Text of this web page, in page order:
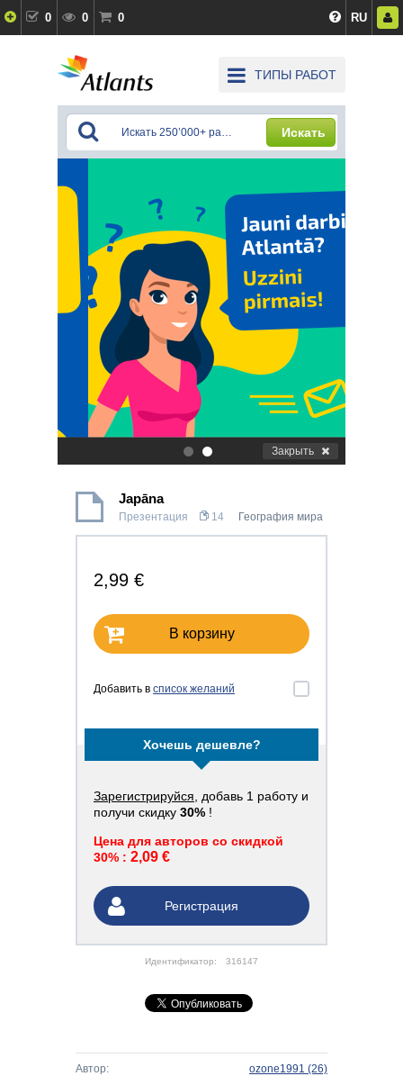
0 0 0 RU
ТИПЫ РАБОТ
Искать
. Закрыть
Japāna
Презентация 14 География мира
2,99 €
В корзину
Добавить в список желаний
Хочешь дешевле?
Зарегистрируйся , добавь 1 работу и
получи скидку 30% !
Цена для авторов со скидкой
30% : 2,09 €
Регистрация
Идентификатор: 316147
Автор: ozone1991 (26)